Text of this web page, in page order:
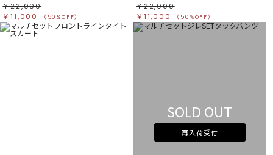
￥22,000
￥11,000
（50%OFF）
￥22,000
￥11,000
（50%OFF）
SOLD OUT
再入荷受付